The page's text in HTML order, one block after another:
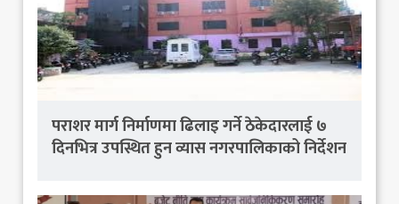
पराशर मार्ग निर्माणमा ढिलाइ गर्ने ठेकेदारलाई ७
दिनभित्र उपस्थित हुन व्यास नगरपालिकाको निर्देशन